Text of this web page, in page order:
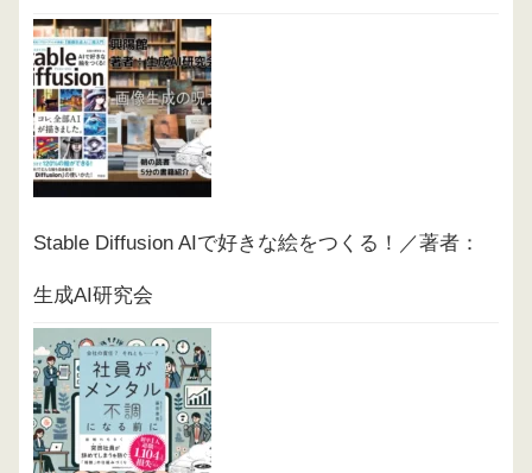
Stable Diffusion AIで好きな絵をつくる！／著者：
生成AI研究会